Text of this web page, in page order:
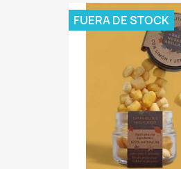
FUERA DE STOCK